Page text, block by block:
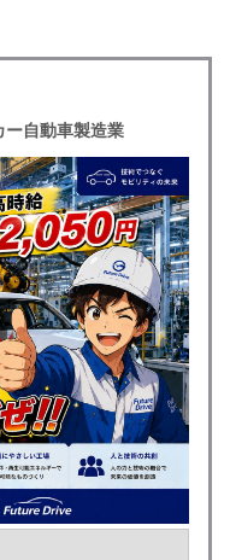
ー自動車製造業